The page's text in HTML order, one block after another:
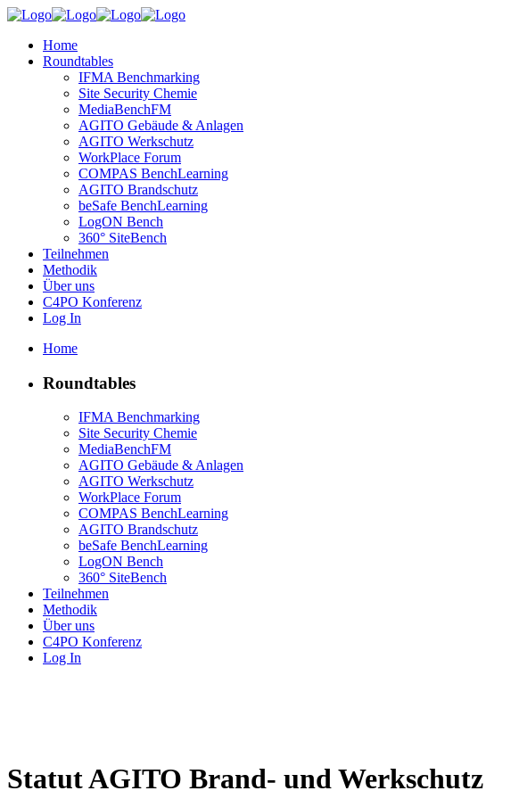
Home
Roundtables
IFMA Benchmarking
Site Security Chemie
MediaBenchFM
AGITO Gebäude & Anlagen
AGITO Werkschutz
WorkPlace Forum
COMPAS BenchLearning
AGITO Brandschutz
beSafe BenchLearning
LogON Bench
360° SiteBench
Teilnehmen
Methodik
Über uns
C4PO Konferenz
Log In
Home
Roundtables
IFMA Benchmarking
Site Security Chemie
MediaBenchFM
AGITO Gebäude & Anlagen
AGITO Werkschutz
WorkPlace Forum
COMPAS BenchLearning
AGITO Brandschutz
beSafe BenchLearning
LogON Bench
360° SiteBench
Teilnehmen
Methodik
Über uns
C4PO Konferenz
Log In
Statut AGITO Brand- und Werkschutz